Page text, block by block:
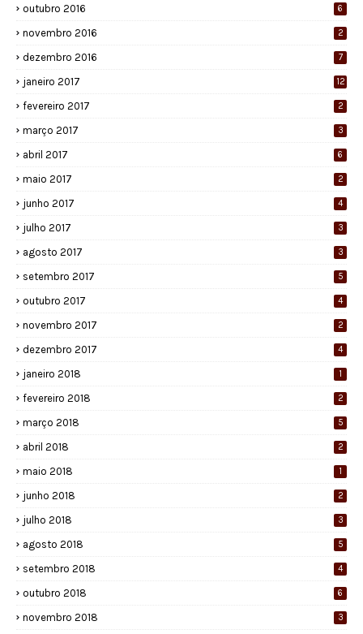
outubro 2016 6
novembro 2016 2
dezembro 2016 7
janeiro 2017 12
fevereiro 2017 2
março 2017 3
abril 2017 6
maio 2017 2
junho 2017 4
julho 2017 3
agosto 2017 3
setembro 2017 5
outubro 2017 4
novembro 2017 2
dezembro 2017 4
janeiro 2018 1
fevereiro 2018 2
março 2018 5
abril 2018 2
maio 2018 1
junho 2018 2
julho 2018 3
agosto 2018 5
setembro 2018 4
outubro 2018 6
novembro 2018 3